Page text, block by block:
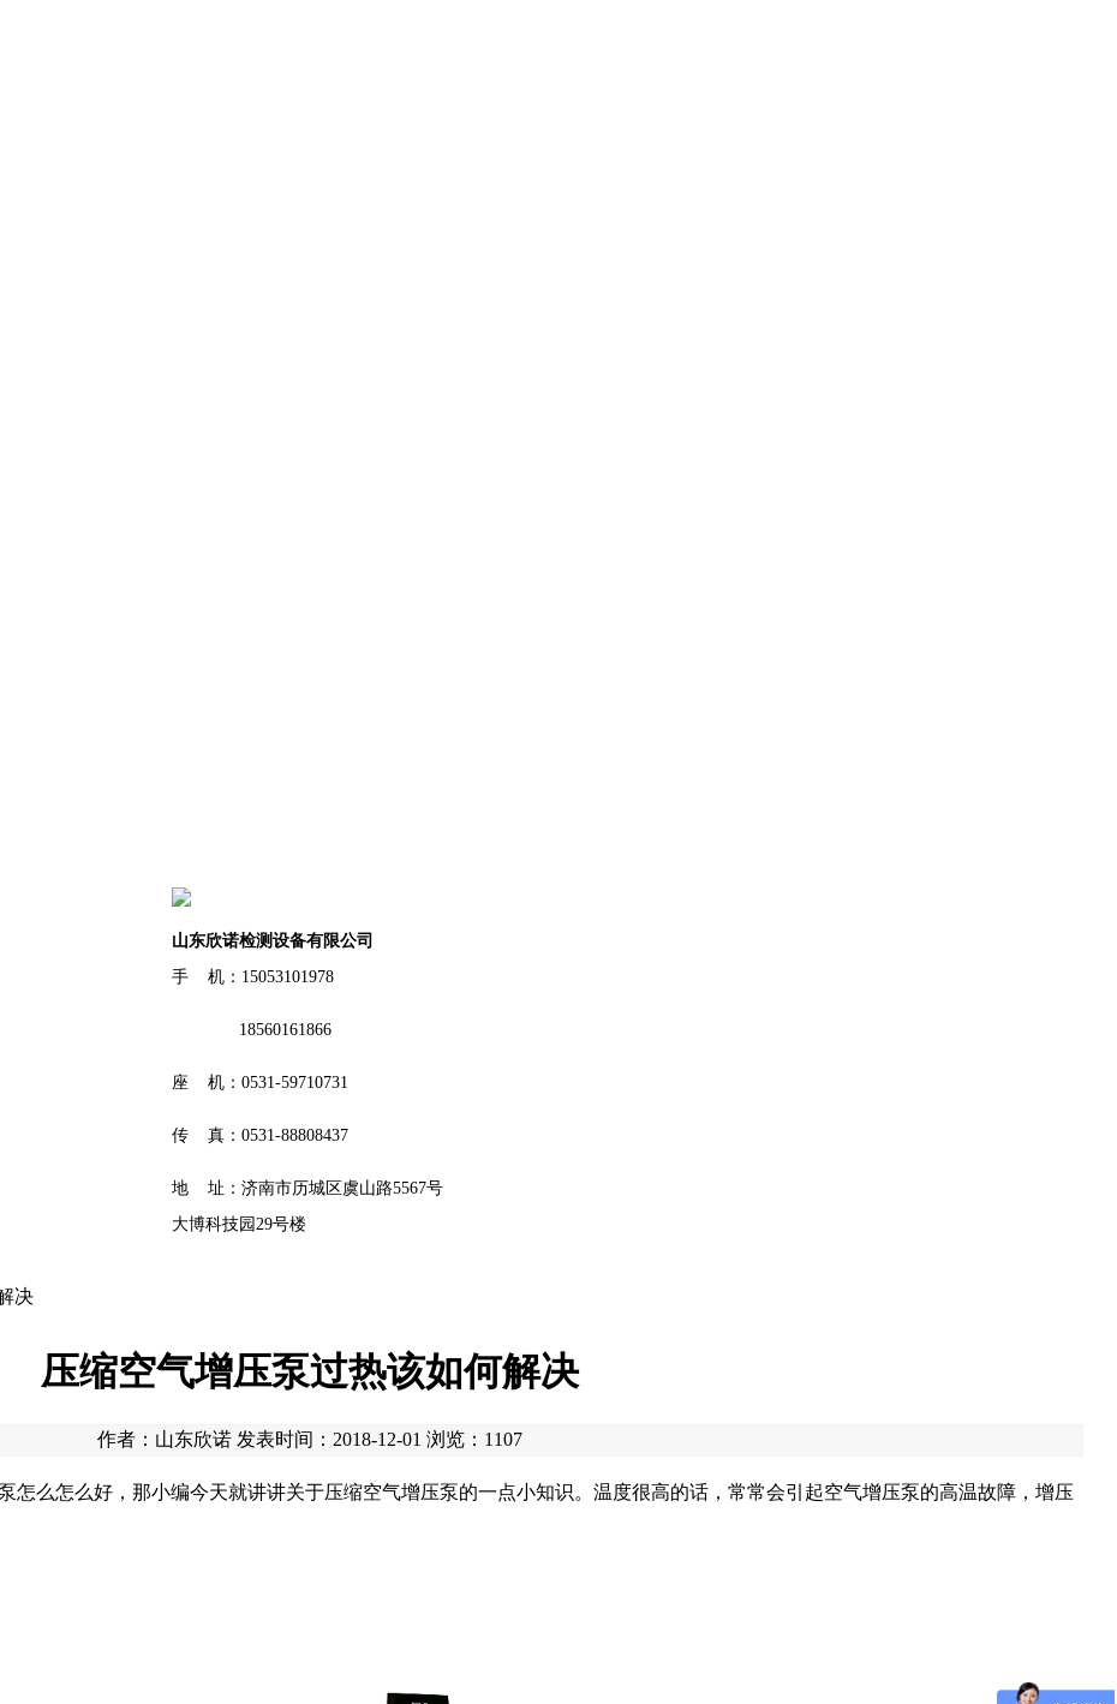
山东欣诺检测设备有限公司
手 机：15053101978
18560161866
座 机：0531-59710731
传 真：0531-88808437
地 址：济南市历城区虞山路5567号
大博科技园29号楼
决
压缩空气增压泵过热该如何解决
作者：山东欣诺 发表时间：2018-12-01 浏览： 1107
么怎么好，那小编今天就讲讲关于压缩空气增压泵的一点小知识。温度很高的话，常常会引起空气增压泵的高温故障，增压